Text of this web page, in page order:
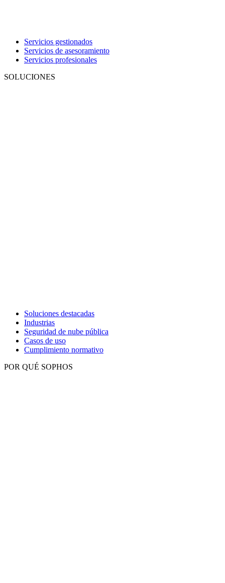
Servicios gestionados
Servicios de asesoramiento
Servicios profesionales
SOLUCIONES
Soluciones destacadas
Industrias
Seguridad de nube pública
Casos de uso
Cumplimiento normativo
POR QUÉ SOPHOS